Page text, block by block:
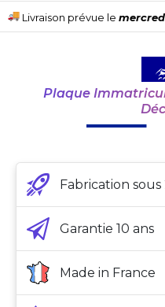
Livraison prévue le
Plaque
Fabrication
Garantie 10 ans
Made in France